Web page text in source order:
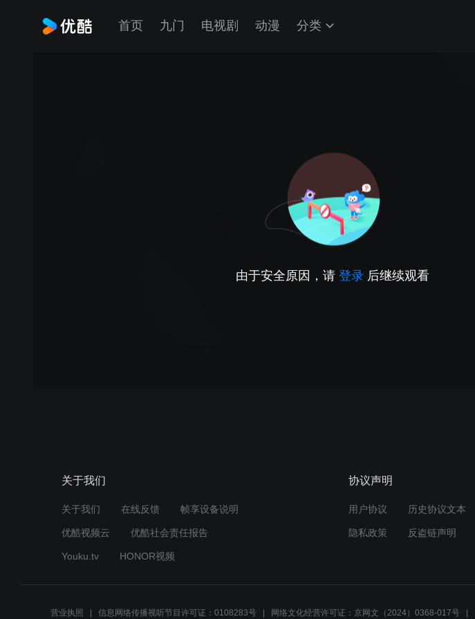
首页 九门 电视剧 动漫 分类
由于安全原因，请 登录 后继续观看
关于我们
关于我们 在线反馈 帧享设备说明
优酷视频云 优酷社会责任报告
Youku.tv HONOR视频
协议声明
用户协议 历史协议文本
隐私政策 反盗链声明
营业执照 信息网络传播视听节目许可证：0108283号 网络文化经营许可证：京网文（2024）0368-017号